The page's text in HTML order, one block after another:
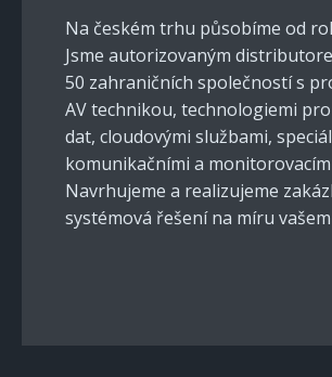
Na českém trhu působíme od
Jsme autorizovaným
50 zahraničních společností s
AV technikou, technologiemi
dat, cloudovými službami,
komunikačními a
Navrhujeme a realizujeme
systémová řešení na míru